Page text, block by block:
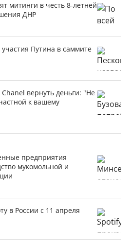
митинги в честь 8-летней
ДНР
участия Путина в саммите
Chanel вернуть деньги: "Не
к вашему
предприятия
мукомольной и
в России с 11 апреля